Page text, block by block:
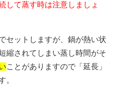
して蒸す時は注意しましょ
セットしますが、鍋が熱い状
縮されてしまい蒸し時間がそ
ことがありますので「延長」
。